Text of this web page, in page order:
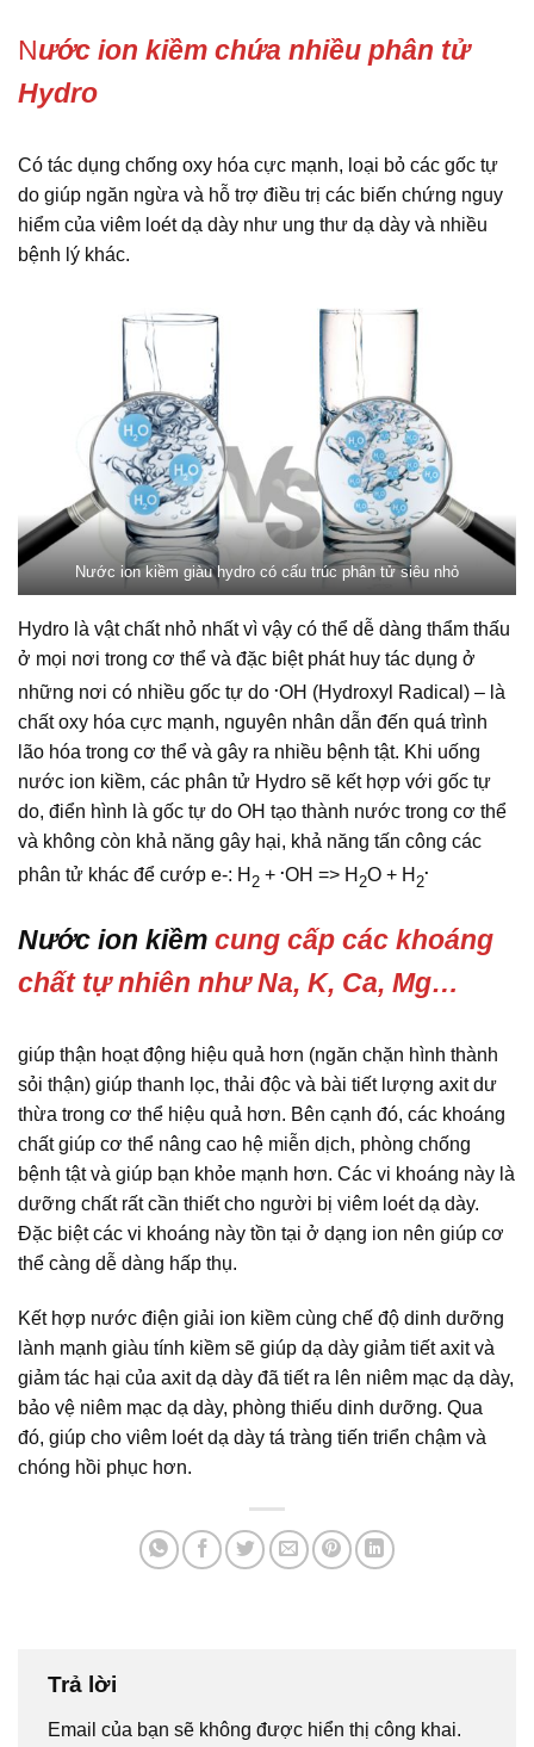
Nước ion kiềm chứa nhiều phân tử
Hydro
Có tác dụng chống oxy hóa cực mạnh, loại bỏ các gốc tự
do giúp ngăn ngừa và hỗ trợ điều trị các biến chứng nguy
hiểm của viêm loét dạ dày như ung thư dạ dày và nhiều
bệnh lý khác.
Nước ion kiềm giàu hydro có cấu trúc phân tử siêu nhỏ
Hydro là vật chất nhỏ nhất vì vậy có thể dễ dàng thẩm thấu
ở mọi nơi trong cơ thể và đặc biệt phát huy tác dụng ở
những nơi có nhiều gốc tự do .OH (Hydroxyl Radical) – là
chất oxy hóa cực mạnh, nguyên nhân dẫn đến quá trình
lão hóa trong cơ thể và gây ra nhiều bệnh tật. Khi uống
nước ion kiềm, các phân tử Hydro sẽ kết hợp với gốc tự
do, điển hình là gốc tự do OH tạo thành nước trong cơ thể
và không còn khả năng gây hại, khả năng tấn công các
phân tử khác để cướp e-: H 2 + .OH => H 2O + H 2
.
Nước ion kiềm cung cấp các khoáng
chất tự nhiên như Na, K, Ca, Mg…
giúp thận hoạt động hiệu quả hơn (ngăn chặn hình thành
sỏi thận) giúp thanh lọc, thải độc và bài tiết lượng axit dư
thừa trong cơ thể hiệu quả hơn. Bên cạnh đó, các khoáng
chất giúp cơ thể nâng cao hệ miễn dịch, phòng chống
bệnh tật và giúp bạn khỏe mạnh hơn. Các vi khoáng này là
dưỡng chất rất cần thiết cho người bị viêm loét dạ dày.
Đặc biệt các vi khoáng này tồn tại ở dạng ion nên giúp cơ
thể càng dễ dàng hấp thụ.
Kết hợp nước điện giải ion kiềm cùng chế độ dinh dưỡng
lành mạnh giàu tính kiềm sẽ giúp dạ dày giảm tiết axit và
giảm tác hại của axit dạ dày đã tiết ra lên niêm mạc dạ dày,
bảo vệ niêm mạc dạ dày, phòng thiếu dinh dưỡng. Qua
đó, giúp cho viêm loét dạ dày tá tràng tiến triển chậm và
chóng hồi phục hơn.
Trả lời
Email của bạn sẽ không được hiển thị công khai.